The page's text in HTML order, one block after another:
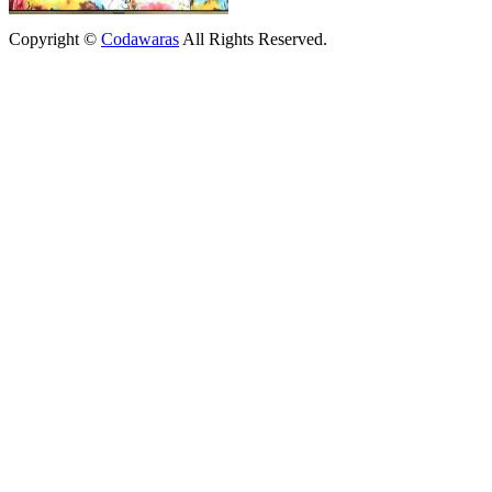
Copyright © CodawarasAll Rights Reserved.